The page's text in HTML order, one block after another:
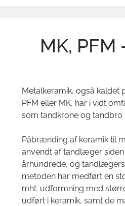
Artikler, posts og indlæg
Man skal huske at passe sin have
Om klinikken
Tandlæge Lyngby Badeanstalt
videnskabelige artikler
Akut hjælp
MK,
Metalkeramik, også kaldet
PFM eller MK, har i vidt
som tandkrone og tandbro
Påbrænding af keramik til
anvendt af tandlæger
århundrede, og
metoden har medført en
mht. udformning med
udført i keramik, samt de